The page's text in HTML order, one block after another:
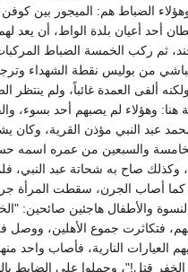
الضباط هم: الميجور بين
أحد أعيان بلدة الواط، أن يعد
ثم ركب الخمسة الضباط
من بوليس نقطة الشهداء
ألفى العمدة غائباً، ولم
هنا: وهؤلاء لم يصبهم أحد
عبد النبي مؤذن القرية، وكان
والسبعين من عمره اسمه
وكذلك صاح به شحاتة عبد النبي،
أصاب الجرن، سقطت المرأة
والأطفال هاجئين
فتكاثرت جموع الأهلين،
العيارات النارية، فأصاب
قتل!"، وحملوا على الضابط